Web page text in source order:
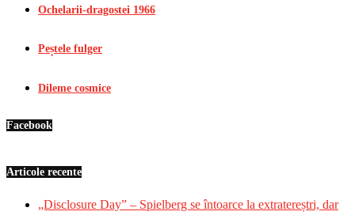
Ochelarii-dragostei 1966
Peștele fulger
Dileme cosmice
Facebook
Articole recente
„Disclosure Day” – Spielberg se întoarce la extratereștri, dar